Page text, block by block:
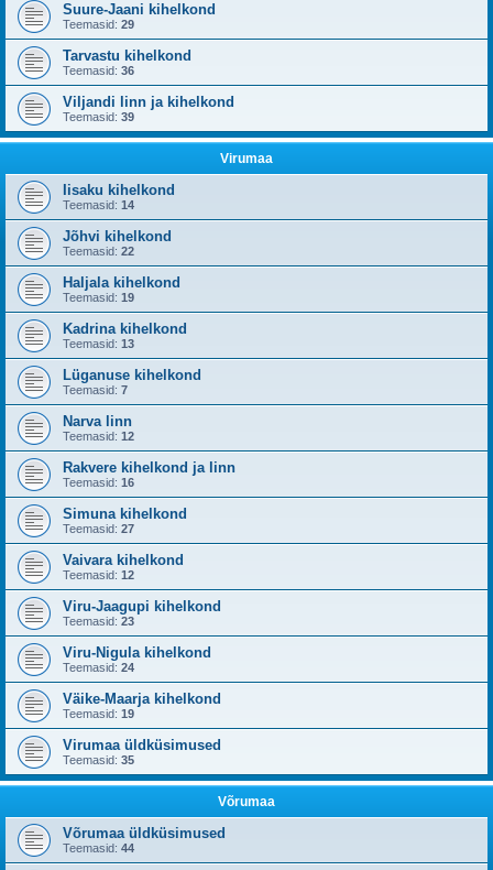
Suure-Jaani kihelkond
Teemasid: 29
Tarvastu kihelkond
Teemasid: 36
Viljandi linn ja kihelkond
Teemasid: 39
Virumaa
Iisaku kihelkond
Teemasid: 14
Jõhvi kihelkond
Teemasid: 22
Haljala kihelkond
Teemasid: 19
Kadrina kihelkond
Teemasid: 13
Lüganuse kihelkond
Teemasid: 7
Narva linn
Teemasid: 12
Rakvere kihelkond ja linn
Teemasid: 16
Simuna kihelkond
Teemasid: 27
Vaivara kihelkond
Teemasid: 12
Viru-Jaagupi kihelkond
Teemasid: 23
Viru-Nigula kihelkond
Teemasid: 24
Väike-Maarja kihelkond
Teemasid: 19
Virumaa üldküsimused
Teemasid: 35
Võrumaa
Võrumaa üldküsimused
Teemasid: 44